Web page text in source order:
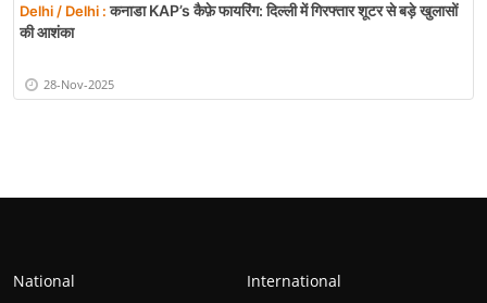
Delhi / Delhi :कनाडा KAP’s कैफ़े फायरिंग: दिल्ली में गिरफ्तार शूटर से बड़े खुलासों
की आशंका
28-Nov-2025
National
International